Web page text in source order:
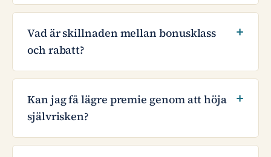
Vad är skillnaden mellan bonusklass
och rabatt?
Kan jag få lägre premie genom att höja
självrisken?